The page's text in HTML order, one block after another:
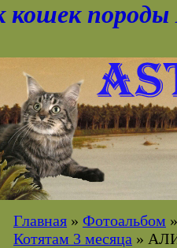
породы
Главная » Фотоальбом
Котятам 3 месяца »